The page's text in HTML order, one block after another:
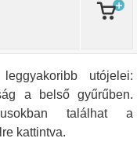
utójelei:
a belső gyűrűben.
találhat a
kattintva.